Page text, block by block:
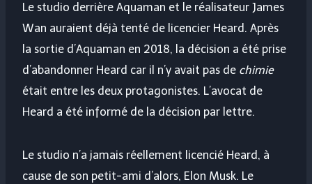
Le studio derrière Aquaman et le réalisateur James
Wan auraient déjà tenté de licencier Heard. Après
la sortie d’Aquaman en 2018, la décision a été prise
d’abandonner Heard car il n’y avait pas de chimie
était entre les deux protagonistes. L’avocat de
Heard a été informé de la décision par lettre.
Le studio n’a jamais réellement licencié Heard, à
cause de son petit-ami d’alors, Elon Musk. Le